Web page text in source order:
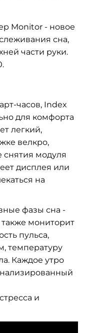
Monitor - новое
сна,
части руки.
часов, Index
для комфорта
легкий,
велкро,
снятия модуля
дисплея или
на
фазы сна -
также мониторит
пульса,
температуру
Каждое утро
и